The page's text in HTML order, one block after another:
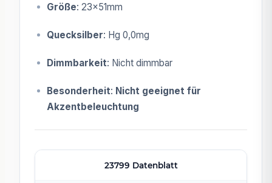
Größe: 23x51mm
Quecksilber: Hg 0,0mg
Dimmbarkeit: Nicht dimmbar
Besonderheit: Nicht geeignet für
Akzentbeleuchtung
23799 Datenblatt